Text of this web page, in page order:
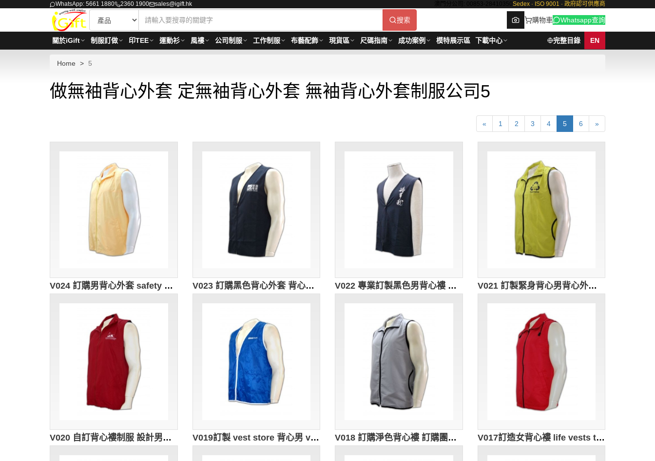
WhatsApp: 5661 1880 2360 1900 sales@igift.hk 澳門分公司: 00853-28410350 Sedex · ISO 9001 · 政府認可供應商
搜索 購物車 Whatsapp查詢
關於iGift 制服訂做 印TEE 運動衫 風褸 公司制服 工作制服 布藝配飾 現貨區 尺碼指南 成功案例 模特展示區 下載中心 完整目錄 EN
Home 5
做無袖背心外套 定無袖背心外套 無袖背心外套制服公司5
« 1 2 3 4 5 6 »
V024 訂購男背心外套 safety vest 背心外套 襯 訂造團體純色背心褸 背心外套批發 V023 訂購黑色背心外套 背心外套 vest 訂製公司制服背心褸 來樣訂購背心 背心外套公司 V022 專業訂製黑色男背心褸 訂購團體開胸背心外套 設計背心款式 cheap vest vest design 背心批發商 V021 訂製緊身背心男背心外套 diy vest waistcoat online 背心外套中心 設計背心褸批發商
V020 自訂背心褸制服 設計男背心外套款式 宗教選舉 廟會寄付 背心外套製衣廠HK V019訂製 vest store 背心男 vest company 訂購團體背心褸 製造背心外套專門店 V018 訂購淨色背心褸 訂購團體背心外套款式 自製職業背心 背心供應商 V017訂造女背心褸 life vests tactical vest 來樣訂購團體背心外套 背心批發商HK